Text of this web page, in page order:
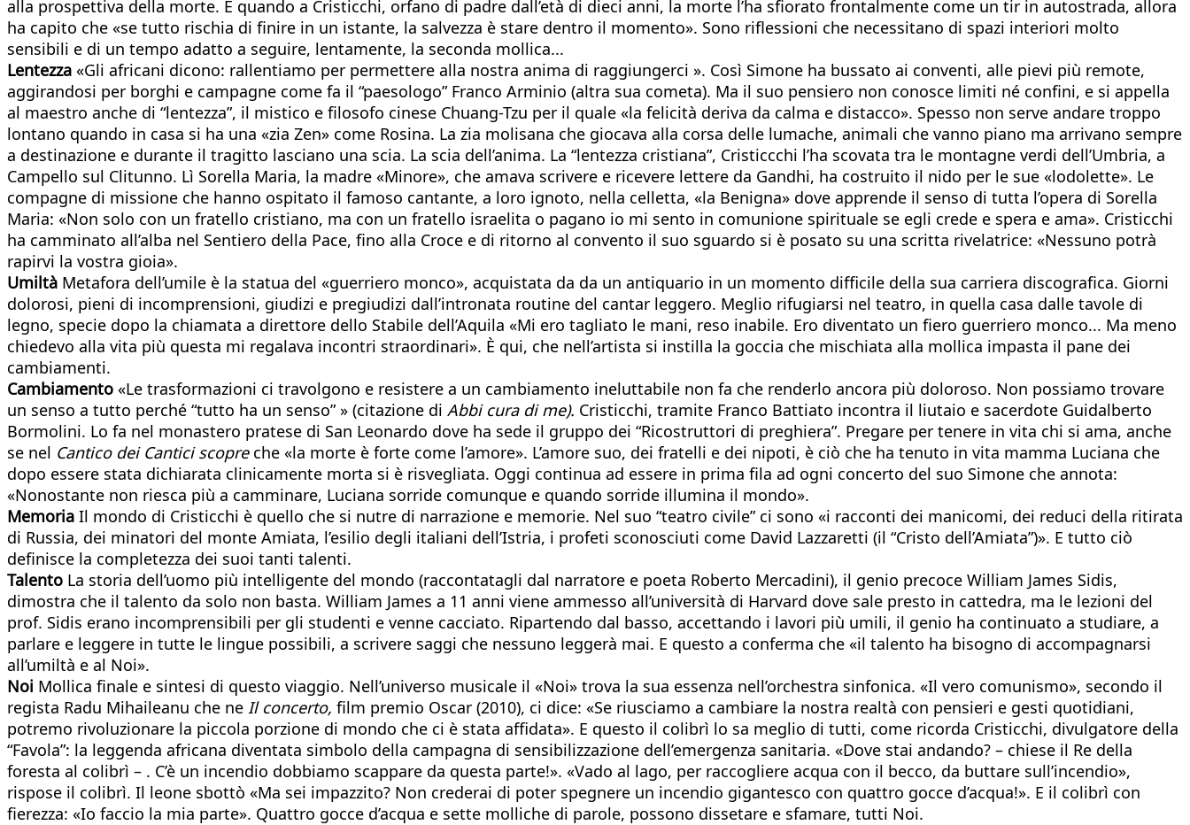
alla prospettiva della morte. E quando a Cristicchi, orfano di padre dall’età di dieci anni, la morte l’ha sfiorato frontalmente come un tir in autostrada, allora
ha capito che «se tutto rischia di finire in un istante, la salvezza è stare dentro il momento». Sono riflessioni che necessitano di spazi interiori molto
sensibili e di un tempo adatto a seguire, lentamente, la seconda mollica...
Lentezza «Gli africani dicono: rallentiamo per permettere alla nostra anima di raggiungerci ». Così Simone ha bussato ai conventi, alle pievi più remote,
aggirandosi per borghi e campagne come fa il “paesologo” Franco Arminio (altra sua cometa). Ma il suo pensiero non conosce limiti né confini, e si appella
al maestro anche di “lentezza”, il mistico e filosofo cinese Chuang-Tzu per il quale «la felicità deriva da calma e distacco». Spesso non serve andare troppo
lontano quando in casa si ha una «zia Zen» come Rosina. La zia molisana che giocava alla corsa delle lumache, animali che vanno piano ma arrivano sempre
a destinazione e durante il tragitto lasciano una scia. La scia dell’anima. La “lentezza cristiana”, Cristiccchi l’ha scovata tra le montagne verdi dell’Umbria, a
Campello sul Clitunno. Lì Sorella Maria, la madre «Minore», che amava scrivere e ricevere lettere da Gandhi, ha costruito il nido per le sue «lodolette». Le
compagne di missione che hanno ospitato il famoso cantante, a loro ignoto, nella celletta, «la Benigna» dove apprende il senso di tutta l’opera di Sorella
Maria: «Non solo con un fratello cristiano, ma con un fratello israelita o pagano io mi sento in comunione spirituale se egli crede e spera e ama». Cristicchi
ha camminato all’alba nel Sentiero della Pace, fino alla Croce e di ritorno al convento il suo sguardo si è posato su una scritta rivelatrice: «Nessuno potrà
rapirvi la vostra gioia».
Umiltà Metafora dell’umile è la statua del «guerriero monco», acquistata da da un antiquario in un momento difficile della sua carriera discografica. Giorni
dolorosi, pieni di incomprensioni, giudizi e pregiudizi dall’intronata routine del cantar leggero. Meglio rifugiarsi nel teatro, in quella casa dalle tavole di
legno, specie dopo la chiamata a direttore dello Stabile dell’Aquila «Mi ero tagliato le mani, reso inabile. Ero diventato un fiero guerriero monco... Ma meno
chiedevo alla vita più questa mi regalava incontri straordinari». È qui, che nell’artista si instilla la goccia che mischiata alla mollica impasta il pane dei
cambiamenti.
Cambiamento «Le trasformazioni ci travolgono e resistere a un cambiamento ineluttabile non fa che renderlo ancora più doloroso. Non possiamo trovare
un senso a tutto perché “tutto ha un senso” » (citazione di Abbi cura di me). Cristicchi, tramite Franco Battiato incontra il liutaio e sacerdote Guidalberto
Bormolini. Lo fa nel monastero pratese di San Leonardo dove ha sede il gruppo dei “Ricostruttori di preghiera”. Pregare per tenere in vita chi si ama, anche
se nel Cantico dei Cantici scopreche «la morte è forte come l’amore». L’amore suo, dei fratelli e dei nipoti, è ciò che ha tenuto in vita mamma Luciana che
dopo essere stata dichiarata clinicamente morta si è risvegliata. Oggi continua ad essere in prima fila ad ogni concerto del suo Simone che annota:
«Nonostante non riesca più a camminare, Luciana sorride comunque e quando sorride illumina il mondo».
Memoria Il mondo di Cristicchi è quello che si nutre di narrazione e memorie. Nel suo “teatro civile” ci sono «i racconti dei manicomi, dei reduci della ritirata
di Russia, dei minatori del monte Amiata, l’esilio degli italiani dell’Istria, i profeti sconosciuti come David Lazzaretti (il “Cristo dell’Amiata”)». E tutto ciò
definisce la completezza dei suoi tanti talenti.
Talento La storia dell’uomo più intelligente del mondo (raccontatagli dal narratore e poeta Roberto Mercadini), il genio precoce William James Sidis,
dimostra che il talento da solo non basta. William James a 11 anni viene ammesso all’università di Harvard dove sale presto in cattedra, ma le lezioni del
prof. Sidis erano incomprensibili per gli studenti e venne cacciato. Ripartendo dal basso, accettando i lavori più umili, il genio ha continuato a studiare, a
parlare e leggere in tutte le lingue possibili, a scrivere saggi che nessuno leggerà mai. E questo a conferma che «il talento ha bisogno di accompagnarsi
all’umiltà e al Noi».
Noi Mollica finale e sintesi di questo viaggio. Nell’universo musicale il «Noi» trova la sua essenza nell’orchestra sinfonica. «Il vero comunismo», secondo il
regista Radu Mihaileanu che ne Il concerto, film premio Oscar (2010), ci dice: «Se riusciamo a cambiare la nostra realtà con pensieri e gesti quotidiani,
potremo rivoluzionare la piccola porzione di mondo che ci è stata affidata». E questo il colibrì lo sa meglio di tutti, come ricorda Cristicchi, divulgatore della
“Favola”: la leggenda africana diventata simbolo della campagna di sensibilizzazione dell’emergenza sanitaria. «Dove stai andando? – chiese il Re della
foresta al colibrì – . C’è un incendio dobbiamo scappare da questa parte!». «Vado al lago, per raccogliere acqua con il becco, da buttare sull’incendio»,
rispose il colibrì. Il leone sbottò «Ma sei impazzito? Non crederai di poter spegnere un incendio gigantesco con quattro gocce d’acqua!». E il colibrì con
fierezza: «Io faccio la mia parte». Quattro gocce d’acqua e sette molliche di parole, possono dissetare e sfamare, tutti Noi.